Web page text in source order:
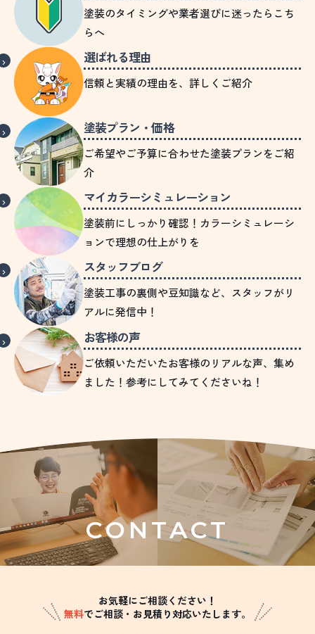
塗装のタイミングや業者選びに迷ったらこち
らへ
選ばれる理由
信頼と実績の理由を、詳しくご紹介
塗装プラン・価格
ご希望やご予算に合わせた塗装プランをご紹
介
マイカラーシミュレーション
塗装前にしっかり確認！カラーシミュレーシ
ョンで理想の仕上がりを
スタッフブログ
塗装工事の裏側や豆知識など、スタッフがリ
アルに発信中！
お客様の声
ご依頼いただいたお客様のリアルな声、集め
ました！参考にしてみてくださいね！
CONTACT
お気軽にご相談ください！
無料でご相談・お見積り対応いたします。